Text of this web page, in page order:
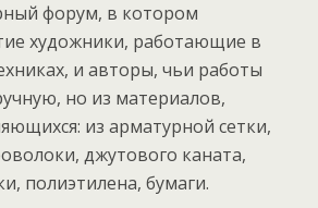
форум, в котором
художники, работающие в
и авторы, чьи работы
но из материалов,
из арматурной сетки,
джутового каната,
полиэтилена, бумаги.